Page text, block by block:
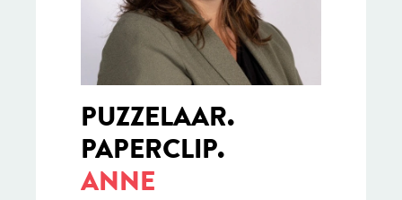
PUZZELAAR.
PAPERCLIP.
ANNE